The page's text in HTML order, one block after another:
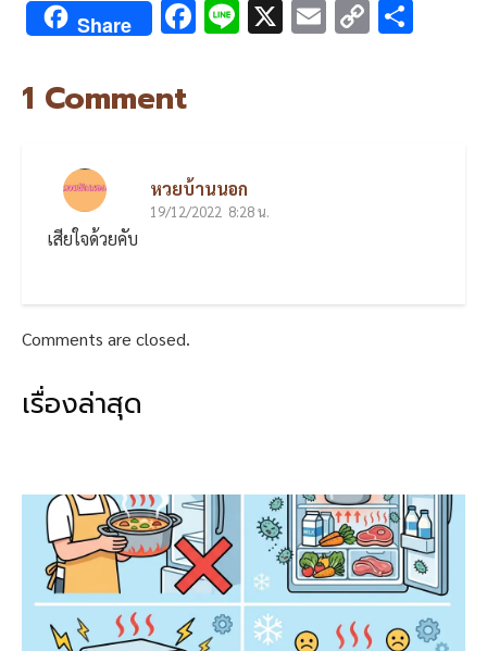
Share F
o
k
Li X E C
1 Commentขอนแก่น คืบหน้าไฟไห
หวยบ้านนอก
19/12/2022 8:28 น.
เสียใจด้วยคับ
Comments are closed.
เรื่องล่าสุด